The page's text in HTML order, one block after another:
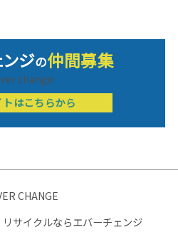
ンジの仲間募集
はこちらから
サイクルならエバーチェンジ